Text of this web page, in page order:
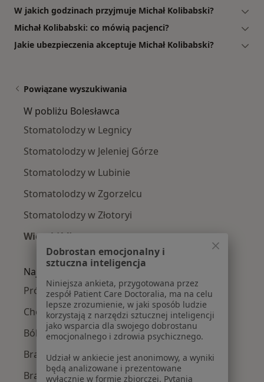
W jakich godzinach przyjmuje Michał Kolibabski?
Michał Kolibabski: co mówią pacjenci?
Jakie ubezpieczenia akceptuje Michał Kolibabski?
Powiązane wyszukiwania
W pobliżu Bolesławca
Stomatolodzy w Legnicy
Stomatolodzy w Jeleniej Górze
Stomatolodzy w Lubinie
Stomatolodzy w Zgorzelcu
Stomatolodzy w Złotoryi
Więcej (14)
Więcej w kategorii: W pobliżu Bolesławca
Najczęście leczone choroby
Próchnica w Bolesławcu
Choroby miazgi w Bolesławcu
Ból zęba w Bolesławcu
Braki zębowe w Bolesławcu
Brak zębów w Bolesławcu
Dobrostan emocjonalny i
sztuczna inteligencja
Niniejsza ankieta, przygotowana przez
zespół Patient Care Doctoralia, ma na celu
lepsze zrozumienie, w jaki sposób ludzie
korzystają z narzędzi sztucznej inteligencji
jako wsparcia dla swojego dobrostanu
emocjonalnego i zdrowia psychicznego.
Udział w ankiecie jest anonimowy, a wyniki
będą analizowane i prezentowane
wyłącznie w formie zbiorczej. Pytania